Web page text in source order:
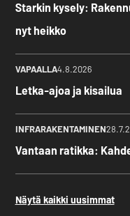
Starkin kysely:
nyt heikko
VAPAALLA4.8.2026
Letka-ajoa ja kisailua
INFRARAKENTAMINEN
Vantaan ratikka:
Näytä kaikki uusimmat